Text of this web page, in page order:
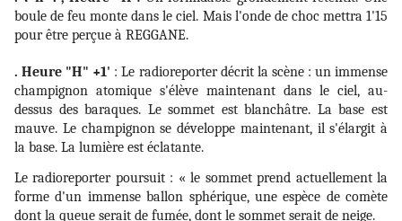
boule de feu monte dans le ciel. Mais l'onde de choc mettra 1'15
pour être perçue à REGGANE.
. Heure "H" +1' : Le radioreporter décrit la scène : un immense
champignon atomique s'élève maintenant dans le ciel, au-
dessus des baraques. Le sommet est blanchâtre. La base est
mauve. Le champignon se développe maintenant, il s'élargit à
la base. La lumière est éclatante.
Le radioreporter poursuit : « le sommet prend actuellement la
forme d'un immense ballon sphérique, une espèce de comète
dont la queue serait de fumée, dont le sommet serait de neige.